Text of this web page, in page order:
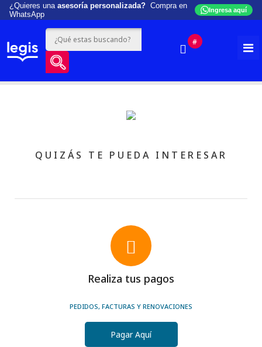
¿Quieres una asesoría personalizada? Compra en
WhatsApp
Ingresa aquí
#
QUIZÁS TE PUEDA INTERESAR
Realiza tus pagos
PEDIDOS, FACTURAS Y RENOVACIONES
Pagar Aquí